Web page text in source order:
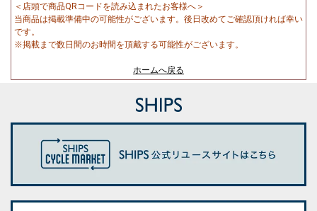
＜店頭で商品QRコードを読み込まれたお客様へ＞
当商品は掲載準備中の可能性がございます。後日改めてご確認頂ければ幸い
です。
※掲載まで数日間のお時間を頂戴する可能性がございます。
ホームへ戻る